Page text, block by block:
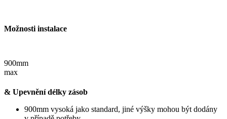
Možnosti instalace
900mm
max
& Upevnění délky zásob
900mm vysoká jako standard, jiné výšky mohou být dodány